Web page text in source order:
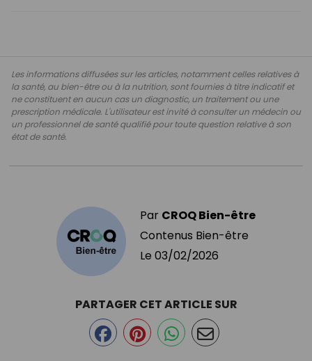
Les informations diffusées sur les articles, notamment celles relatives à
la santé, au bien-être ou à la nutrition, sont fournies à titre indicatif et
ne constituent en aucun cas un diagnostic, un traitement ou une
prescription médicale. L'utilisateur est invité à consulter un médecin ou
un professionnel de santé qualifié pour toute question relative à son
état de santé.
Par CROQ Bien-être
Contenus Bien-être
Le 03/02/2026
PARTAGER CET ARTICLE SUR